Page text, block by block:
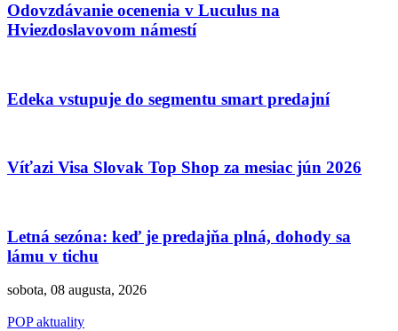
Odovzdávanie ocenenia v Luculus na
Hviezdoslavovom námestí
Edeka vstupuje do segmentu smart predajní
Víťazi Visa Slovak Top Shop za mesiac jún 2026
Letná sezóna: keď je predajňa plná, dohody sa
lámu v tichu
sobota, 08 augusta, 2026
POP aktuality